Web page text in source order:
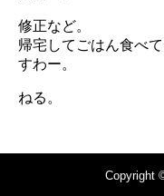
修正など。
帰宅してごはん食べ
すわー。
ねる。
Copyright